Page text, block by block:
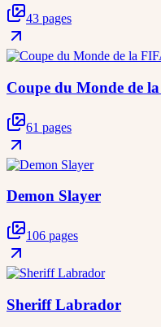
43 pages
Coupe du Monde de
61 pages
Demon Slayer
106 pages
Sheriff Labrador